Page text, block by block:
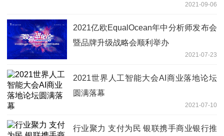
2021-09-06
2021亿欧EqualOcean年中分析师发布会
暨品牌升级战略会顺利举办
2021-07-23
2021世界人工智能大会AI商业落地论坛
圆满落幕
2021-07-10
行业聚力 支付为民 银联携手商业银行推